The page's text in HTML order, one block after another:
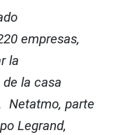
empresas,
la
la casa
Netatmo, parte
Legrand,